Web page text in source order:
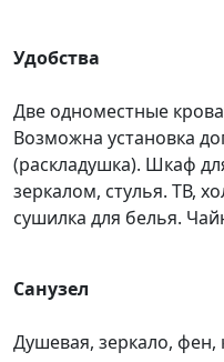
Удобства
Две одноместные
Возможна установка
(раскладушка). Шкаф
зеркалом, стулья. ТВ,
сушилка для белья.
Санузел
Душевая, зеркало, фен,